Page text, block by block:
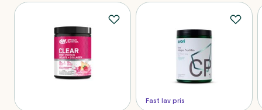
Produkter
Fast lav pris